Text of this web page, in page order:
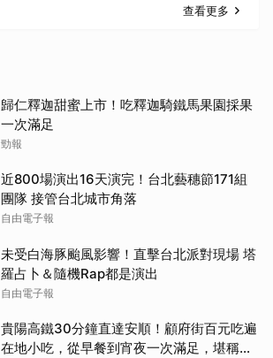
查看更多
歸仁釋迦甜蜜上市！吃釋迦騎鐵馬果園採果
一次滿足
勁報
近800場演出16天演完！台北藝穗節171組
團隊 接管台北城市角落
自由電子報
未受白海豚颱風影響！直擊台北派對現場 塔
羅占卜＆隨機Rap都是演出
自由電子報
貴陽高鐵30分鐘直達安順！顧府街百元吃遍
在地小吃，從早餐到宵夜一次滿足，堪稱貴